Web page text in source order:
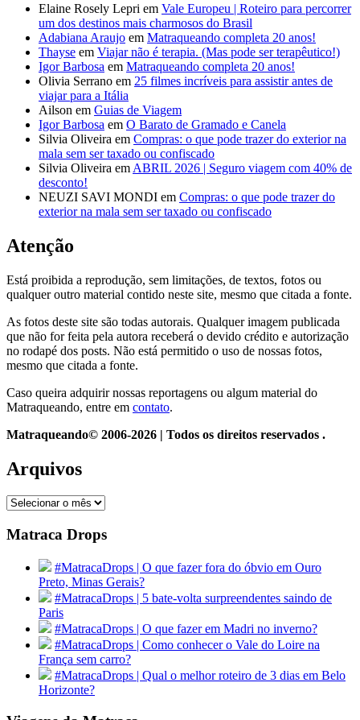
Elaine Rosely Lepri em Vale Europeu | Roteiro para percorrer
um dos destinos mais charmosos do Brasil
Adabiana Araujo em Matraqueando completa 20 anos!
Thayse em Viajar não é terapia. (Mas pode ser terapêutico!)
Igor Barbosa em Matraqueando completa 20 anos!
Olivia Serrano em 25 filmes incríveis para assistir antes de
viajar para a Itália
Ailson em Guias de Viagem
Igor Barbosa em O Barato de Gramado e Canela
Silvia Oliveira em Compras: o que pode trazer do exterior na
mala sem ser taxado ou confiscado
Silvia Oliveira em ABRIL 2026 | Seguro viagem com 40% de
desconto!
NEUZI SAVI MONDI em Compras: o que pode trazer do
exterior na mala sem ser taxado ou confiscado
Atenção
Está proibida a reprodução, sem limitações, de textos, fotos ou
qualquer outro material contido neste site, mesmo que citada a fonte.
As fotos deste site são todas autorais. Qualquer imagem publicada
que não for feita pela autora receberá o devido crédito e autorização
no rodapé dos posts. Não está permitido o uso de nossas fotos,
mesmo que citada a fonte.
Caso queira adquirir nossas reportagens ou algum material do
Matraqueando, entre em contato.
Matraqueando© 2006-2026 | Todos os direitos reservados .
Arquivos
Arquivos
Matraca Drops
#MatracaDrops | O que fazer fora do óbvio em Ouro
Preto, Minas Gerais?
#MatracaDrops | 5 bate-volta surpreendentes saindo de
Paris
#MatracaDrops | O que fazer em Madri no inverno?
#MatracaDrops | Como conhecer o Vale do Loire na
França sem carro?
#MatracaDrops | Qual o melhor roteiro de 3 dias em Belo
Horizonte?